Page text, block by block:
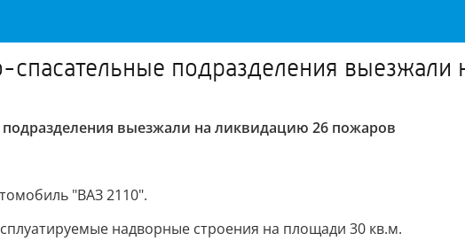
подразделения
выезжали на ликвидацию 26 пожаров
"ВАЗ 2110".
надворные строения на площади 30 кв.м.